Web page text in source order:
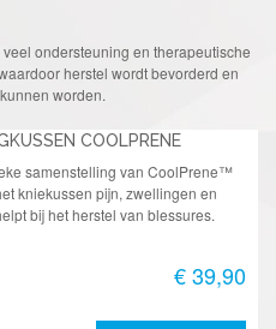
ondersteuning en therapeutische
herstel wordt bevorderd en
worden.
COOLPRENE
samenstelling van CoolPrene™
kniekussen pijn, zwellingen en
bij het herstel van blessures.
€ 39,90